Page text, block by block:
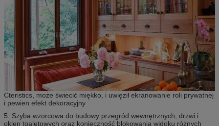
Cteristics, może świecić miękko, i uwięził ekranowanie roli prywatnej
i pewien efekt dekoracyjny
5. Szyba wzorcowa do budowy przegród wewnętrznych, drzwi i
okien toaletowych oraz konieczność blokowania widoku różnych